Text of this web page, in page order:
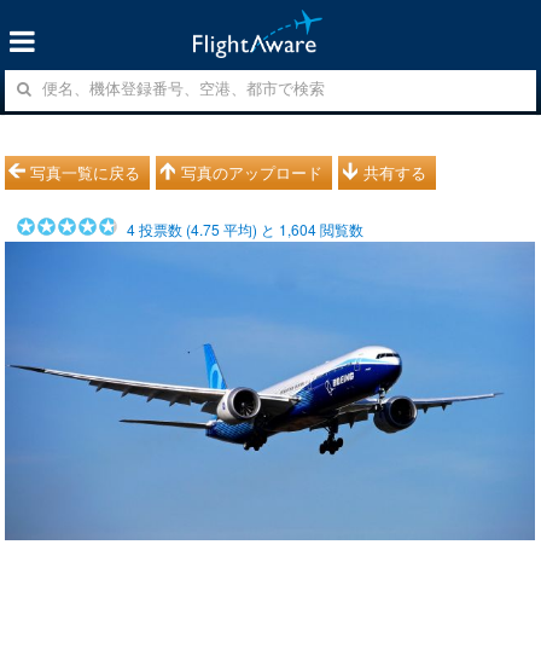
写真一覧に戻る 写真のアップロード 共有する
4投票数 (4.75 平均) と 1,604閲覧数